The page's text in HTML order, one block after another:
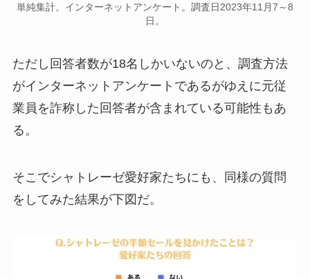
単純集計。インターネットアンケート。調査日2023年11月7～8
日。
ただし回答者数が18名しかいないのと、調査方法
がインターネットアンケートであるがゆえに元従
業員を詐称した回答者が含まれている可能性もあ
る。
そこでシャトレーゼ愛好家たちにも、同様の質問
をしてみた結果が下図だ。